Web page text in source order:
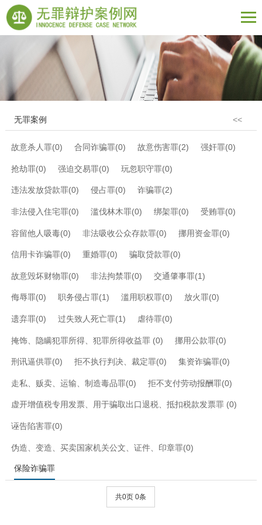
无罪案例 <<
故意杀人罪(0) 合同诈骗罪(0) 故意伤害罪(2) 强奸罪(0)
抢劫罪(0) 强迫交易罪(0) 玩忽职守罪(0)
违法发放贷款罪(0) 侵占罪(0) 诈骗罪(2)
非法侵入住宅罪(0) 滥伐林木罪(0) 绑架罪(0) 受贿罪(0)
容留他人吸毒(0) 非法吸收公众存款罪(0) 挪用资金罪(0)
信用卡诈骗罪(0) 重婚罪(0) 骗取贷款罪(0)
故意毁坏财物罪(0) 非法拘禁罪(0) 交通肇事罪(1)
侮辱罪(0) 职务侵占罪(1) 滥用职权罪(0) 放火罪(0)
遗弃罪(0) 过失致人死亡罪(1) 虐待罪(0)
掩饰、隐瞒犯罪所得、犯罪所得收益罪 (0) 挪用公款罪(0)
刑讯逼供罪(0) 拒不执行判决、裁定罪(0) 集资诈骗罪(0)
走私、贩卖、运输、制造毒品罪(0) 拒不支付劳动报酬罪(0)
虚开增值税专用发票、用于骗取出口退税、抵扣税款发票罪 (0)
诬告陷害罪(0)
伪造、变造、买卖国家机关公文、证件、印章罪(0)
保险诈骗罪
共0页 0条